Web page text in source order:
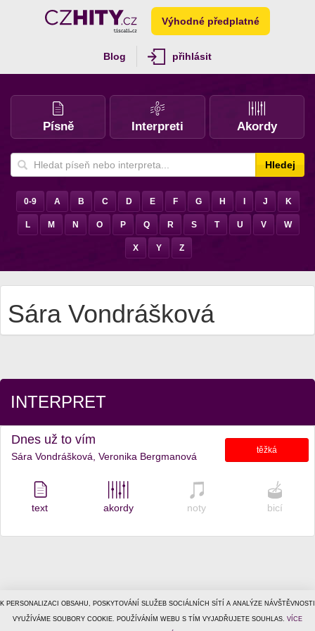
K PERSONALIZACI OBSAHU, POSKYTOVÁNÍ SLUŽEB SOCIÁLNÍCH SÍTÍ A ANALÝZE NÁVŠTĚVNOSTI
VYUŽÍVÁME SOUBORY COOKIE. POUŽÍVÁNÍM WEBU S TÍM VYJADŘUJETE SOUHLAS. VÍCE
Výhodné předplatné
Blog přihlásit
Písně Interpreti Akordy
Hledej
0-9 A B C D E F G H J K
L M N O P Q R S T U V W
X Y Z
Sára Vondrášková
INTERPRET
Dnes už to vím
Sára Vondrášková, Veronika Bergmanová
těžká
text akordy noty bicí
© 1996–2026Tiscali Media, a.s. ISSN 1801-5131